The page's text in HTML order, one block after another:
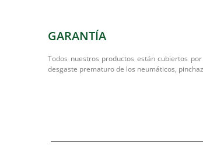
GARANTÍA
Todos nuestros productos están cubiertos
desgaste prematuro de los neumáticos,